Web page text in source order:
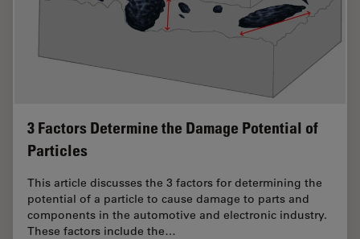
3 Factors Determine the Damage Potential of
Particles
This article discusses the 3 factors for determining the
potential of a particle to cause damage to parts and
components in the automotive and electronic industry.
These factors include the…